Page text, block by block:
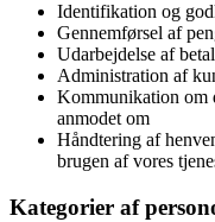
Identifikation og
Gennemførsel af
Udarbejdelse af
Administration af
Kommunikation om
anmodet om
Håndtering af
brugen af vores
Kategorier af